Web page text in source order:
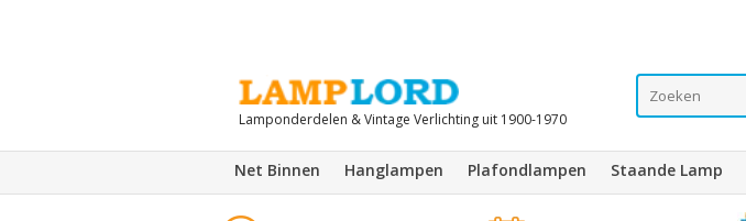
Lamponderdelen & Vintage Verlichting uit 1900-1970
Net Binnen Hanglampen Plafondlampen Staande Lamp